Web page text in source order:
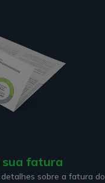
sua fatura
sobre a fatura do